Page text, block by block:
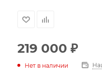
219 000 ₽
Нет в наличии